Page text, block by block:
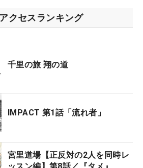
クセスランキング
千里の旅 翔の道
IMPACT 第1話「流れ者」
宮里道場【正反対の2人を同時レ
ッスン編】第8話／『タメ』